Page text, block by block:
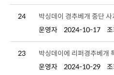
24 박싱데이 경추베개 중단 사
운영자
2024-10-17
23
박싱데이에 리퍼경추베개
운영자
2024-10-29